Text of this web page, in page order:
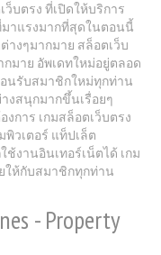
ว็บตรง ที่เปิดให้บริการ
าแรงมากที่สุดในตอนนี้
างๆมากมาย สล็อตเว็บ
กมาย อัพเดทใหม่อยู่ตลอด
นรับสมาชิกใหม่ทุกท่าน
างสนุกมากขึ้นเรื่อยๆ
การ เกมสล็อตเว็บตรง
วเตอร์ แท็ปเล็ต
งานอินเทอร์เน็ตได้ เกม
ให้กับสมาชิกทุกท่าน
- Property